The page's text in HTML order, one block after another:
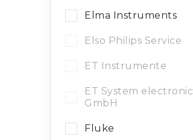
Elma Instruments
Elso Philips Service
ET Instrumente
ET System electronic
GmbH
Fluke